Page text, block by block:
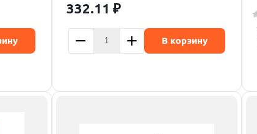
332.11 ₽
В корзину